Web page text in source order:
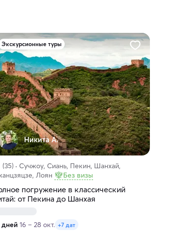
Экскурсионные туры
Никита А.
(35)
Сучжоу, Сиань, Пекин, Шанхай,
Лоян
Без визы
погружение в классический
от Пекина до Шанхая
дней 16 – 28 окт. +7 дат